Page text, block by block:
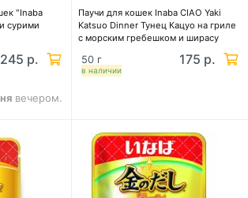
"Inaba
сурими
245 р.
вечером.
Паучи для кошек Inaba CIAO Yaki
Katsuo Dinner Тунец Кацуо на гриле
с морским гребешком и ширасу
в наличии
50 г 175 р.